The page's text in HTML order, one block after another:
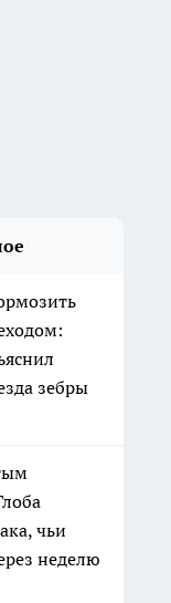
зебры
чьи
неделю